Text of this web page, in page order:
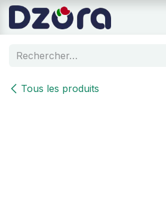
Se rendre au contenu
Tous les produits